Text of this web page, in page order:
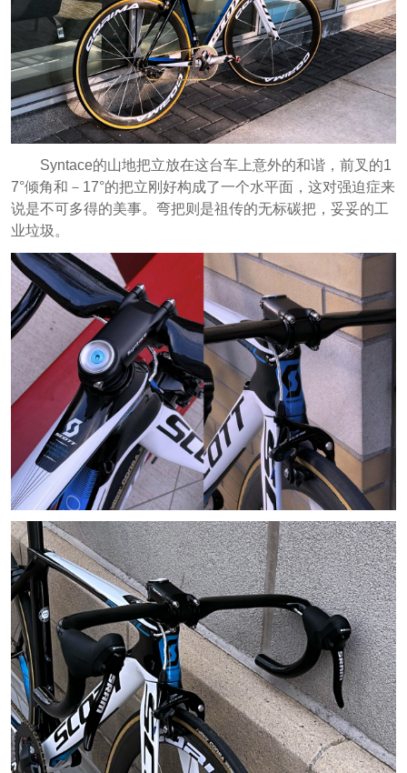
Syntace的山地把立放在这台车上意外的和谐，前叉的1
7°倾角和－17°的把立刚好构成了一个水平面，这对强迫症来
说是不可多得的美事。弯把则是祖传的无标碳把，妥妥的工
业垃圾。